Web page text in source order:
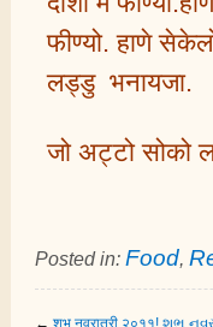
फीण्यो. हाणे
लड्डु भनायजा.
जो अट्टो सोको
Posted in: Food,